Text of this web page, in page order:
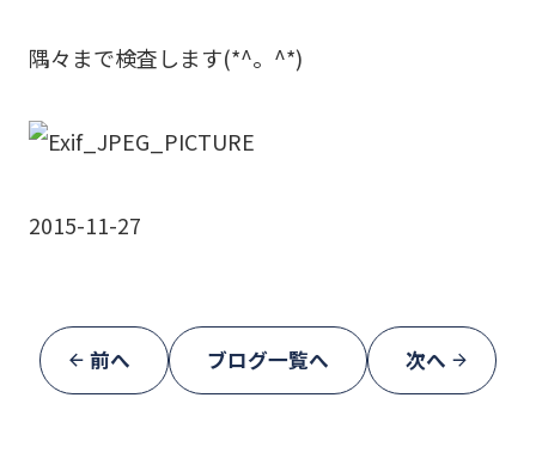
隅々まで検査します(*^。^*)
2015-11-27
前へ ブログ一覧へ 次へ